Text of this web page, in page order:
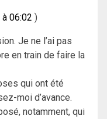
06:02
Je ne l’ai pas
en train de faire la
qui ont été
moi d’avance.
notamment, qui